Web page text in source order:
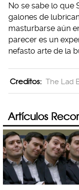
No se sabe lo que
galones de
masturbarse aún
parecer es un
nefasto arte de la
Creditos: The Lad
Artículos